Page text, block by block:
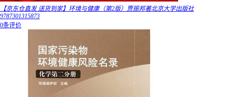
【京东仓直发 送货到家】环境与健康（第2版）贾振邦著北京大学出版社
9787301315873
0条评价